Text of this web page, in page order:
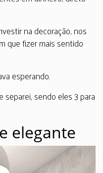
na decoração, nos
que fizer mais sentido
esperando.
sendo eles 3 para
elegante